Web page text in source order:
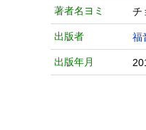
著者名ヨミ チ
出版者 福
出版年月